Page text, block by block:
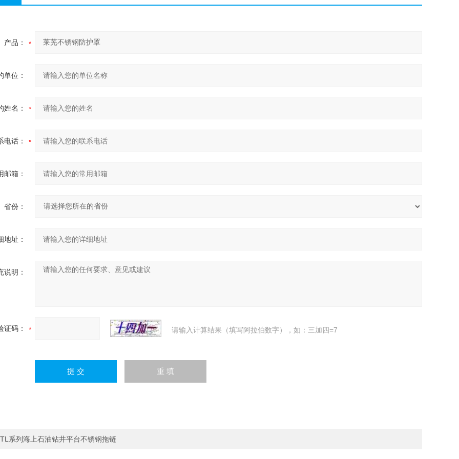
产品：
单位：
姓名：
电话：
邮箱：
省份：
地址：
说明：
证码： 请输入计算结果（填写阿拉伯数字），如：三加四=7
TL系列海上石油钻井平台不锈钢拖链